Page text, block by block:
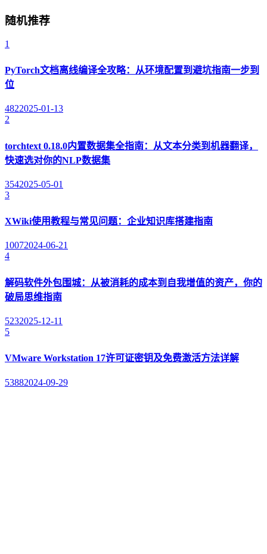
随机推荐
1
PyTorch文档离线编译全攻略：从环境配置到避坑指南一步到
位
4822025-01-13
2
torchtext 0.18.0内置数据集全指南：从文本分类到机器翻译，
快速选对你的NLP数据集
3542025-05-01
3
XWiki使用教程与常见问题：企业知识库搭建指南
10072024-06-21
4
解码软件外包围城：从被消耗的成本到自我增值的资产，你的
破局思维指南
5232025-12-11
5
VMware Workstation 17许可证密钥及免费激活方法详解
53882024-09-29